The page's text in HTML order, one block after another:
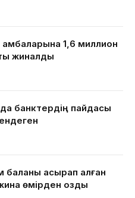
қамбаларына 1,6 миллион
жиналды
банктердің пайдасы
баланы асырап алған
өмірден озды